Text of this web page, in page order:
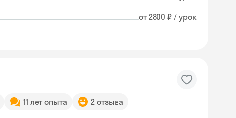
от 2800 ₽ / урок
11 лет опыта 2 отзыва